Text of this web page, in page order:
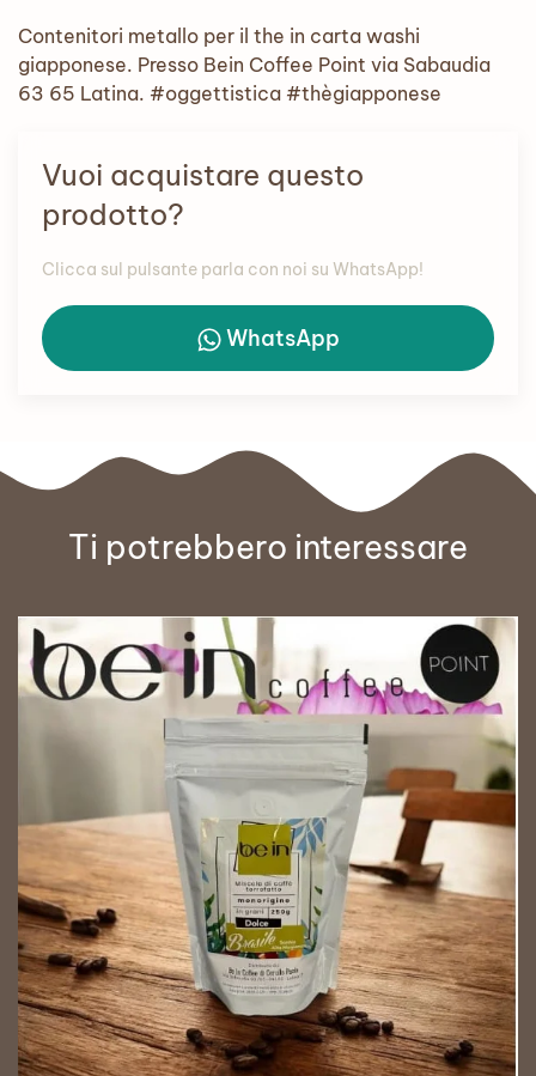
Contenitori metallo per il the in carta washi
giapponese. Presso Bein Coffee Point via Sabaudia
63 65 Latina. #oggettistica #thègiapponese
Vuoi acquistare questo
prodotto?
Clicca sul pulsante parla con noi su WhatsApp!
WhatsApp
Ti potrebbero interessare